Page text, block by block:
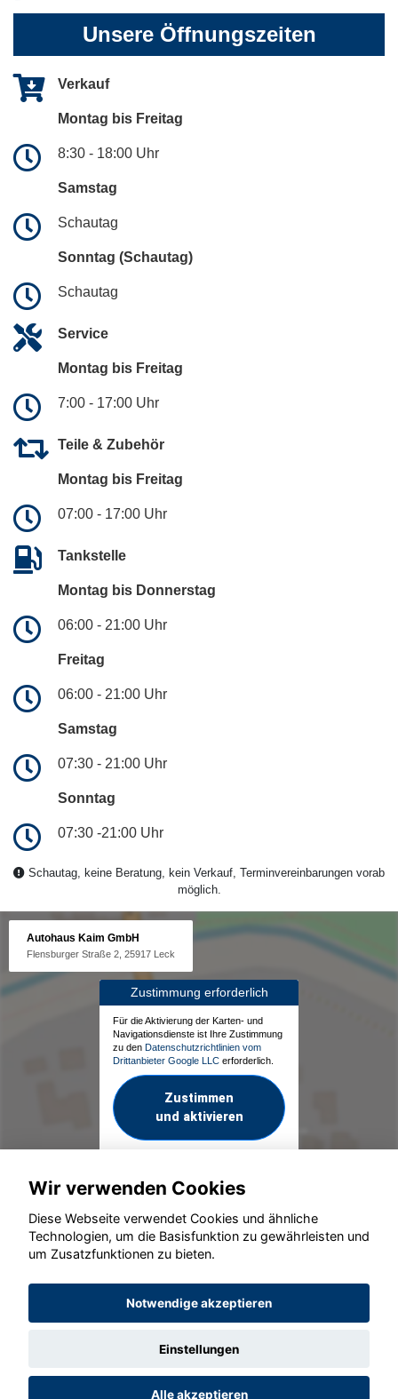
Unsere Öffnungszeiten
Verkauf
Montag bis Freitag
8:30 - 18:00 Uhr
Samstag
Schautag
Sonntag (Schautag)
Schautag
Service
Montag bis Freitag
7:00 - 17:00 Uhr
Teile & Zubehör
Montag bis Freitag
07:00 - 17:00 Uhr
Tankstelle
Montag bis Donnerstag
06:00 - 21:00 Uhr
Freitag
06:00 - 21:00 Uhr
Samstag
07:30 - 21:00 Uhr
Sonntag
07:30 -21:00 Uhr
Schautag, keine Beratung, kein Verkauf, Terminvereinbarungen vorab
möglich.
Autohaus Kaim GmbH
Flensburger Straße 2, 25917 Leck
Zustimmung erforderlich
Für die Aktivierung der Karten- und
Navigationsdienste ist Ihre Zustimmung
zu den Datenschutzrichtlinien vom
Drittanbieter Google LLC erforderlich.
Zustimmen
und aktivieren
© konjunkturmotor.de GmbH 2020 - 2026
Wir verwenden Cookies
Diese Webseite verwendet Cookies und ähnliche
Technologien, um die Basisfunktion zu gewährleisten und
um Zusatzfunktionen zu bieten.
Notwendige akzeptieren
Einstellungen
Alle akzeptieren